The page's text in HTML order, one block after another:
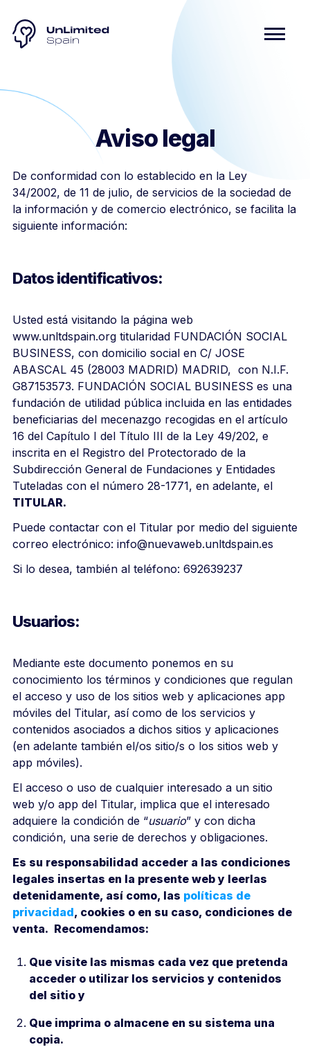
Aviso legal
De conformidad con lo establecido en la Ley
34/2002, de 11 de julio, de servicios de la sociedad de
la información y de comercio electrónico, se facilita la
siguiente información:
Datos identificativos:
Usted está visitando la página web
www.unltdspain.org titularidad FUNDACIÓN SOCIAL
BUSINESS, con domicilio social en C/ JOSE
ABASCAL 45 (28003 MADRID) MADRID, con N.I.F.
G87153573. FUNDACIÓN SOCIAL BUSINESS es una
fundación de utilidad pública incluida en las entidades
beneficiarias del mecenazgo recogidas en el artículo
16 del Capítulo I del Título III de la Ley 49/202, e
inscrita en el Registro del Protectorado de la
Subdirección General de Fundaciones y Entidades
Tuteladas con el número 28-1771, en adelante, el
TITULAR.
Puede contactar con el Titular por medio del siguiente
correo electrónico: info@nuevaweb.unltdspain.es
Si lo desea, también al teléfono: 692639237
Usuarios:
Mediante este documento ponemos en su
conocimiento los términos y condiciones que regulan
el acceso y uso de los sitios web y aplicaciones app
móviles del Titular, así como de los servicios y
contenidos asociados a dichos sitios y aplicaciones
(en adelante también el/os sitio/s o los sitios web y
app móviles).
El acceso o uso de cualquier interesado a un sitio
web y/o app del Titular, implica que el interesado
adquiere la condición de “usuario” y con dicha
condición, una serie de derechos y obligaciones.
Es su responsabilidad acceder a las condiciones
legales insertas en la presente web y leerlas
detenidamente, así como, las políticas de
privacidad, cookies o en su caso, condiciones de
venta. Recomendamos:
Que visite las mismas cada vez que pretenda
acceder o utilizar los servicios y contenidos
del sitio y
Que imprima o almacene en su sistema una
copia.